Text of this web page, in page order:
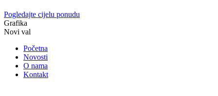
Pogledajte cijelu ponudu
Grafika
Novi val
Početna
Novosti
O nama
Kontakt